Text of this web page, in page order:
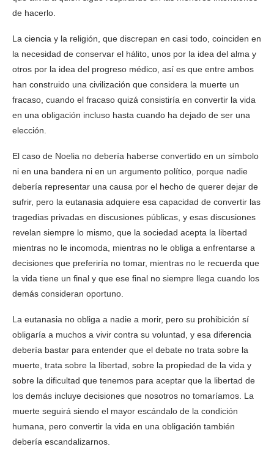
de hacerlo.
La ciencia y la religión, que discrepan en casi todo, coinciden en
la necesidad de conservar el hálito, unos por la idea del alma y
otros por la idea del progreso médico, así es que entre ambos
han construido una civilización que considera la muerte un
fracaso, cuando el fracaso quizá consistiría en convertir la vida
en una obligación incluso hasta cuando ha dejado de ser una
elección.
El caso de Noelia no debería haberse convertido en un símbolo
ni en una bandera ni en un argumento político, porque nadie
debería representar una causa por el hecho de querer dejar de
sufrir, pero la eutanasia adquiere esa capacidad de convertir las
tragedias privadas en discusiones públicas, y esas discusiones
revelan siempre lo mismo, que la sociedad acepta la libertad
mientras no le incomoda, mientras no le obliga a enfrentarse a
decisiones que preferiría no tomar, mientras no le recuerda que
la vida tiene un final y que ese final no siempre llega cuando los
demás consideran oportuno.
La eutanasia no obliga a nadie a morir, pero su prohibición sí
obligaría a muchos a vivir contra su voluntad, y esa diferencia
debería bastar para entender que el debate no trata sobre la
muerte, trata sobre la libertad, sobre la propiedad de la vida y
sobre la dificultad que tenemos para aceptar que la libertad de
los demás incluye decisiones que nosotros no tomaríamos. La
muerte seguirá siendo el mayor escándalo de la condición
humana, pero convertir la vida en una obligación también
debería escandalizarnos.